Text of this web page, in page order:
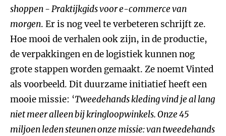
shoppen - Praktijkgids voor e-commerce van
morgen. Er is nog veel te verbeteren schrijft ze.
Hoe mooi de verhalen ook zijn, in de productie,
de verpakkingen en de logistiek kunnen nog
grote stappen worden gemaakt. Ze noemt Vinted
als voorbeeld. Dit duurzame initiatief heeft een
mooie missie: ‘Tweedehands kleding vind je al lang
niet meer alleen bij kringloopwinkels. Onze 45
miljoen leden steunen onze missie: van tweedehands